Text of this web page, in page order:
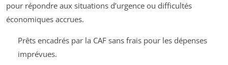
pour répondre aux situations d’urgence ou difficultés
économiques accrues.
Prêts encadrés par la CAF sans frais pour les dépenses
imprévues.